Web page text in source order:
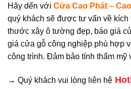
Hãy dến với Cửa Cao Phát –
quý khách sẽ được tư vấn về
thước xây ô tường đẹp, báo giá
giá cửa gỗ công nghiệp phù hợp
công trình. Đảm bảo tính thẩm mỹ
→ Quý khách vui lòng liên hệ